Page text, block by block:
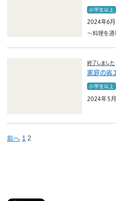
小学生以上
2024年6月
～料理を通
終了しました
家庭の省
小学生以上
2024年５
前へ 1 2